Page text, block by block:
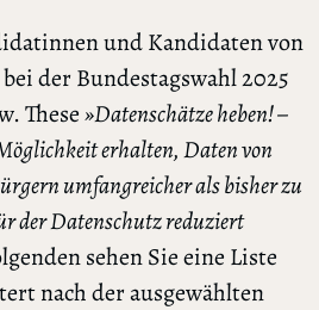
und Kandidaten von
bei der Bundestagswahl 2025
These»Datenschätze heben! –
erhalten, Daten von
umfangreicher als bisher zu
der Datenschutz reduziert
sehen Sie eine Liste
nach der ausgewählten